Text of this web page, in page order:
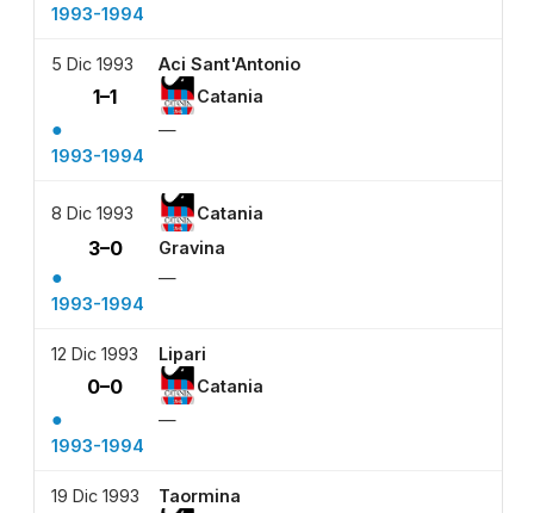
1993-1994
5 Dic 1993 Aci Sant'Antonio
1–1 Catania
●
—
1993-1994
8 Dic 1993 Catania
3–0 Gravina
●
—
1993-1994
12 Dic 1993 Lipari
0–0 Catania
●
—
1993-1994
19 Dic 1993 Taormina